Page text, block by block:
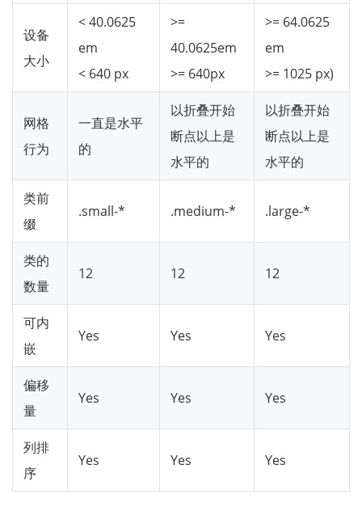
设备
大小
< 40.0625
em
< 640 px
>=
40.0625em
>= 640px
>= 64.0625
em
>= 1025 px)
网格
行为
一直是水平
的
以折叠开始
断点以上是
水平的
以折叠开始
断点以上是
水平的
类前
缀
.small-* .medium-* .large-*
类的
数量
12 12 12
可内
嵌
Yes Yes Yes
偏移
量
Yes Yes Yes
列排
序
Yes Yes Yes